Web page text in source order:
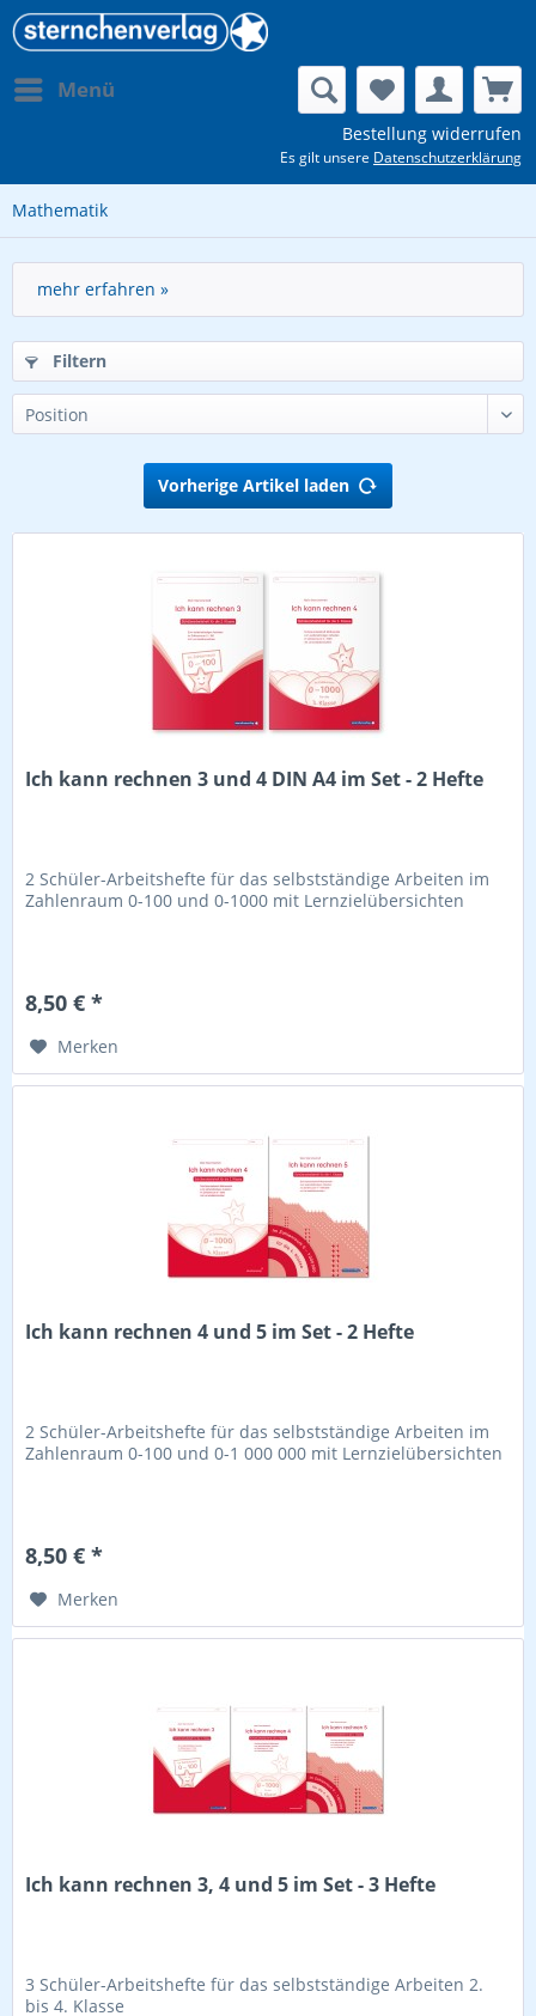
Menü
Bestellung widerrufen
Es gilt unsere Datenschutzerklärung
Mathematik
mehr erfahren »
Filtern
Vorherige Artikel laden
Ich kann rechnen 3 und 4 DIN A4 im Set - 2 Hefte
2 Schüler-Arbeitshefte für das selbstständige Arbeiten im
Zahlenraum 0-100 und 0-1000 mit Lernzielübersichten
8,50 € *
Merken
Ich kann rechnen 4 und 5 im Set - 2 Hefte
2 Schüler-Arbeitshefte für das selbstständige Arbeiten im
Zahlenraum 0-100 und 0-1 000 000 mit Lernzielübersichten
8,50 € *
Merken
Ich kann rechnen 3, 4 und 5 im Set - 3 Hefte
3 Schüler-Arbeitshefte für das selbstständige Arbeiten 2.
bis 4. Klasse